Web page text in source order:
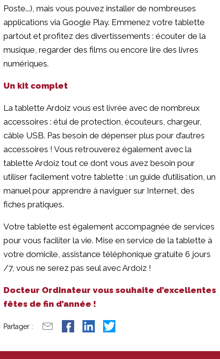
Poste...), mais vous pouvez installer de nombreuses
applications via Google Play. Emmenez votre tablette
partout et profitez des divertissements : écouter de la
musique, regarder des films ou encore lire des livres
numériques.
Un kit complet
La tablette Ardoiz vous est livrée avec de nombreux
accessoires : étui de protection, écouteurs, chargeur,
câble USB. Pas besoin de dépenser plus pour d’autres
accessoires ! Vous retrouverez également avec la
tablette Ardoiz tout ce dont vous avez besoin pour
utiliser facilement votre tablette : un guide d’utilisation, un
manuel pour apprendre à naviguer sur Internet, des
fiches pratiques.
Votre tablette est également accompagnée de services
pour vous faciliter la vie. Mise en service de la tablette à
votre domicile, assistance téléphonique gratuite 6 jours
/7, vous ne serez pas seul avec Ardoiz !
Docteur Ordinateur vous souhaite d’excellentes
fêtes de fin d’année !
Partager :